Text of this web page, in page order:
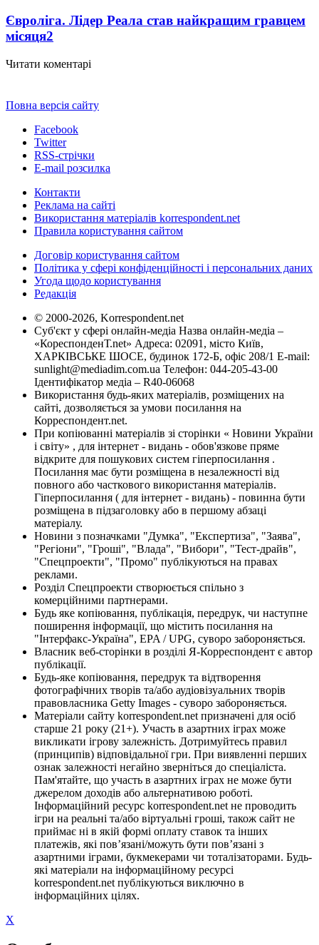
Євроліга. Лідер Реала став найкращим гравцем
місяця2
Читати коментарі
Повна версія сайту
Facebook
Twitter
RSS-стрічки
E-mail розсилка
Контакти
Реклама на сайті
Використання матеріалів korrespondent.net
Правила користування сайтом
Договір користування сайтом
Політика у сфері конфіденційності і персональних даних
Угода щодо користування
Редакція
© 2000-2026, Korrespondent.net
Суб'єкт у сфері онлайн-медіа Назва онлайн-медіа –
«КореспонденТ.net» Адреса: 02091, місто Київ,
ХАРКІВСЬКЕ ШОСЕ, будинок 172-Б, офіс 208/1 E-mail:
sunlight@mediadim.com.ua Телефон: 044-205-43-00
Ідентифікатор медіа – R40-06068
Використання будь-яких матеріалів, розміщених на
сайті, дозволяється за умови посилання на
Корреспондент.net.
При копіюванні матеріалів зі сторінки « Новини України
і світу» , для інтернет - видань - обов'язкове пряме
відкрите для пошукових систем гіперпосилання .
Посилання має бути розміщена в незалежності від
повного або часткового використання матеріалів.
Гіперпосилання ( для інтернет - видань) - повинна бути
розміщена в підзаголовку або в першому абзаці
матеріалу.
Новини з позначками "Думка", "Експертиза", "Заява",
"Регіони", "Гроші", "Влада", "Вибори", "Тест-драйв",
"Спецпроекти", "Промо" публікуються на правах
реклами.
Розділ Спецпроекти створюється спільно з
комерційними партнерами.
Будь яке копіювання, публікація, передрук, чи наступне
поширення інформації, що містить посилання на
"Інтерфакс-Україна", EPA / UPG, суворо забороняється.
Власник веб-сторінки в розділі Я-Корреспондент є автор
публікації.
Будь-яке копіювання, передрук та відтворення
фотографічних творів та/або аудіовізуальних творів
правовласника Getty Images - суворо забороняється.
Матеріали сайту korrespondent.net призначені для осіб
старше 21 року (21+). Участь в азартних іграх може
викликати ігрову залежність. Дотримуйтесь правил
(принципів) відповідальної гри. При виявленні перших
ознак залежності негайно зверніться до спеціаліста.
Пам'ятайте, що участь в азартних іграх не може бути
джерелом доходів або альтернативою роботі.
Інформаційний ресурс korrespondent.net не проводить
ігри на реальні та/або віртуальні гроші, також сайт не
приймає ні в якій формі оплату ставок та інших
платежів, які пов’язані/можуть бути пов’язані з
азартними іграми, букмекерами чи тоталізаторами. Будь-
які матеріали на інформаційному ресурсі
korrespondent.net публікуються виключно в
інформаційних цілях.
X